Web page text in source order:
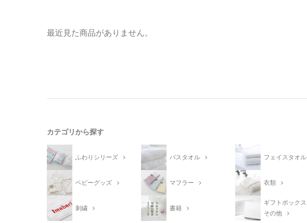
最近見た商品がありません。
カテゴリから探す
ふわりシリーズ バスタオル フェイスタオル
ベビーグッズ マフラー 衣類
刺繍 書籍
ギフトボックス
その他